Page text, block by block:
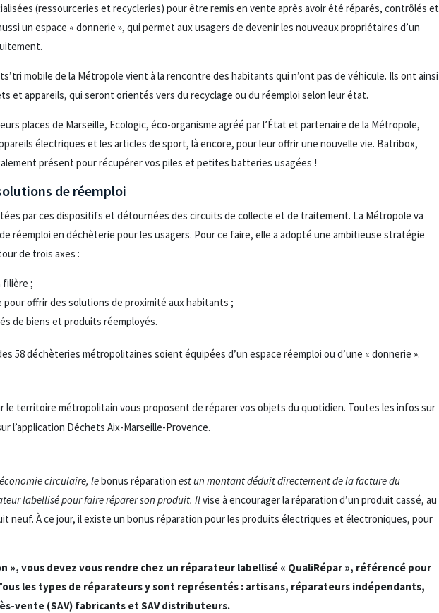
(ressourceries et recycleries) pour être remis en vente après avoir été réparés, contrôlés et
un espace « donnerie », qui permet aux usagers de devenir les nouveaux propriétaires d’un
mobile de la Métropole vient à la rencontre des habitants qui n’ont pas de véhicule. Ils ont ainsi
et appareils, qui seront orientés vers du recyclage ou du réemploi selon leur état.
places de Marseille, Ecologic, éco-organisme agréé par l’État et partenaire de la Métropole,
électriques et les articles de sport, là encore, pour leur offrir une nouvelle vie. Batribox,
présent pour récupérer vos piles et petites batteries usagées !
de réemploi
par ces dispositifs et détournées des circuits de collecte et de traitement. La Métropole va
réemploi en déchèterie pour les usagers. Pour ce faire, elle a adopté une ambitieuse stratégie
de trois axes :
filière ;
offrir des solutions de proximité aux habitants ;
de biens et produits réemployés.
58 déchèteries métropolitaines soient équipées d’un espace réemploi ou d’une « donnerie ».
le territoire métropolitain vous proposent de réparer vos objets du quotidien. Toutes les infos sur
l’application Déchets Aix-Marseille-Provence.
circulaire, lebonus réparation est un montant déduit directement de la facture du
labellisé pour faire réparer son produit. Ilvise à encourager la réparation d’un produit cassé, au
neuf. À ce jour, il existe un bonus réparation pour les produits électriques et électroniques, pour
», vous devez vous rendre chez un réparateur labellisé « QualiRépar », référencé pour
les types de réparateurs y sont représentés : artisans, réparateurs indépendants,
vente (SAV) fabricants et SAV distributeurs.